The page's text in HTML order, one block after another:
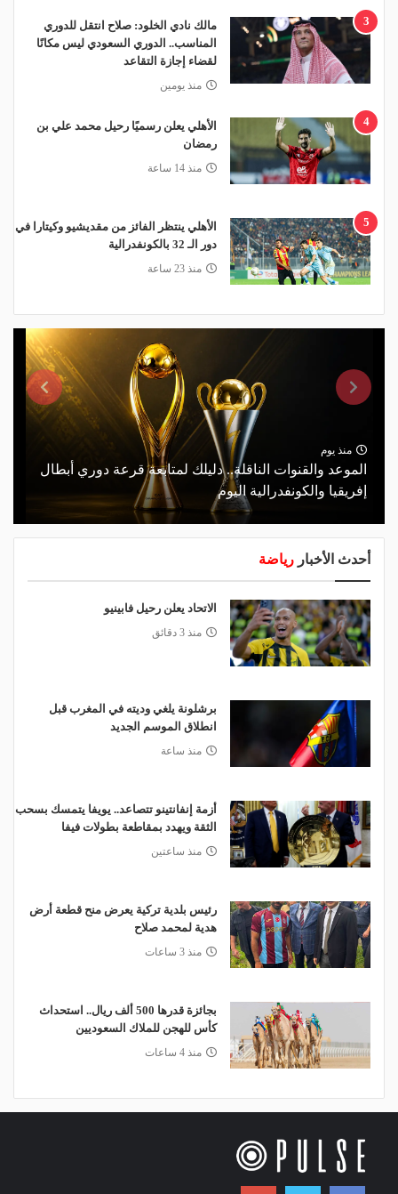
3
مالك نادي الخلود: صلاح انتقل للدوري
المناسب.. الدوري السعودي ليس مكانًا
لقضاء إجازة التقاعد
منذ يومين
4
الأهلي يعلن رسميًا رحيل محمد علي بن
رمضان
منذ 14 ساعة
5
الأهلي ينتظر الفائز من مقديشيو وكيتارا في
دور الـ 32 بالكونفدرالية
منذ 23 ساعة
منذ يوم
الموعد والقنوات الناقلة.. دليلك لمتابعة قرعة دوري أبطال
إفريقيا والكونفدرالية اليوم
أحدث الأخبار رياضة
الاتحاد يعلن رحيل فابينيو
منذ 3 دقائق
برشلونة يلغي وديته في المغرب قبل
انطلاق الموسم الجديد
منذ ساعة
أزمة إنفانتينو تتصاعد.. يويفا يتمسك بسحب
الثقة ويهدد بمقاطعة بطولات فيفا
منذ ساعتين
رئيس بلدية تركية يعرض منح قطعة أرض
هدية لمحمد صلاح
منذ 3 ساعات
بجائزة قدرها 500 ألف ريال.. استحداث
كأس للهجن للملاك السعوديين
منذ 4 ساعات